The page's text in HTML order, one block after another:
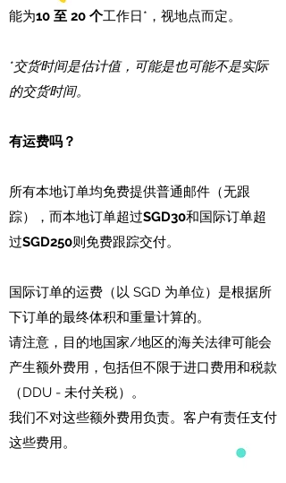
能为10 至 20 个工作日*，视地点而定。
*交货时间是估计值，可能是也可能不是实际
的交货时间。
有运费吗？
所有本地订单均免费提供普通邮件（无跟
踪），而本地订单超过SGD30和国际订单超
过SGD250则免费跟踪交付。
国际订单的运费（以 SGD 为单位）是根据所
下订单的最终体积和重量计算的。
请注意，目的地国家/地区的海关法律可能会
产生额外费用，包括但不限于进口费用和税款
（DDU - 未付关税）。
我们不对这些额外费用负责。客户有责任支付
这些费用。